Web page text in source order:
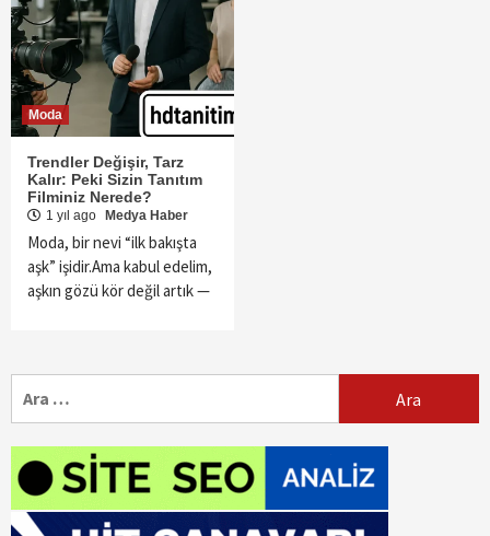
Moda
Trendler Değişir, Tarz
Kalır: Peki Sizin Tanıtım
Filminiz Nerede?
1 yıl ago Medya Haber
Moda, bir nevi “ilk bakışta
aşk” işidir.Ama kabul edelim,
aşkın gözü kör değil artık —